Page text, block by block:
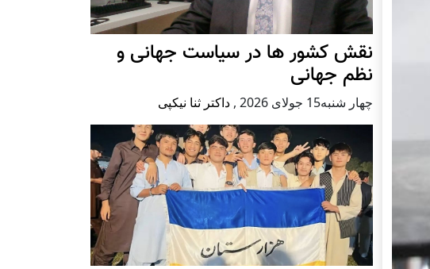
نقش کشور ها در سیاست جهانی و
نظم جهانی
چهار شنبه15 جولای 2026 , داکتر ثنا نیکپی